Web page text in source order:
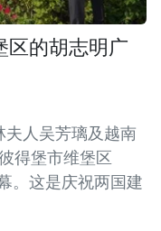
区的胡志明广
夫人吴芳璃及越南
得堡市维堡区
。这是庆祝两国建